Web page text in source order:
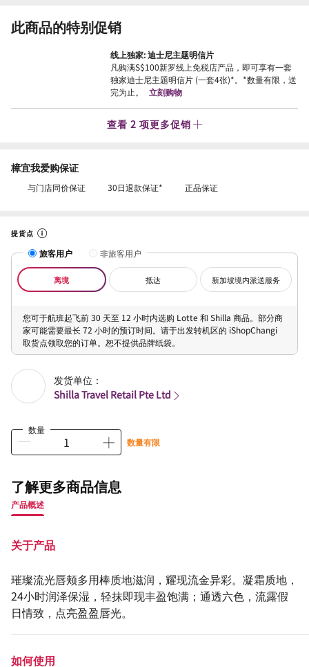
此商品的特别促销
线上独家: 迪士尼主题明信片
凡购满S$100新罗线上免税店产品，即可享有一套
独家迪士尼主题明信片 (一套4张)*。*数量有限，送
完为止。
立刻购物
查看 2 项更多促销
樟宜我爱购保证
与门店同价保证 30日退款保证* 正品保证
提货点
旅客用户 非旅客用户
离境 抵达 新加坡境内派送服务
您可于航班起飞前 30 天至 12 小时内选购 Lotte 和 Shilla 商品。部分商
家可能需要最长 72 小时的预订时间。请于出发转机区的 iShopChangi
取货点领取您的订单。恕不提供品牌纸袋。
发货单位：
Shilla Travel Retail Pte Ltd
数量
数量有限
了解更多商品信息
产品概述
关于产品
璀璨流光唇颊多用棒质地滋润，耀现流金异彩。凝霜质地，
24小时润泽保湿，轻抹即现丰盈饱满；通透六色，流露假
日情致，点亮盈盈唇光。
如何使用